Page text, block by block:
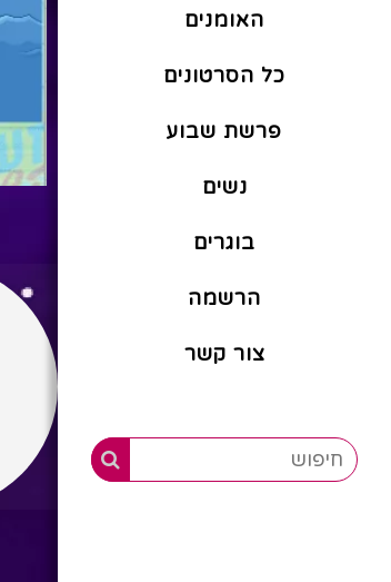
האומנים
כל הסרטונים
פרשת שבוע
נשים
בוגרים
הרשמה
צור קשר